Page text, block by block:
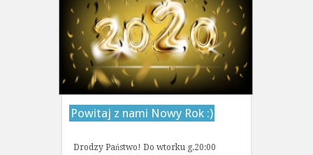
Powitaj z nami Nowy Rok :)
Drodzy Państwo! Do wtorku g.20:00